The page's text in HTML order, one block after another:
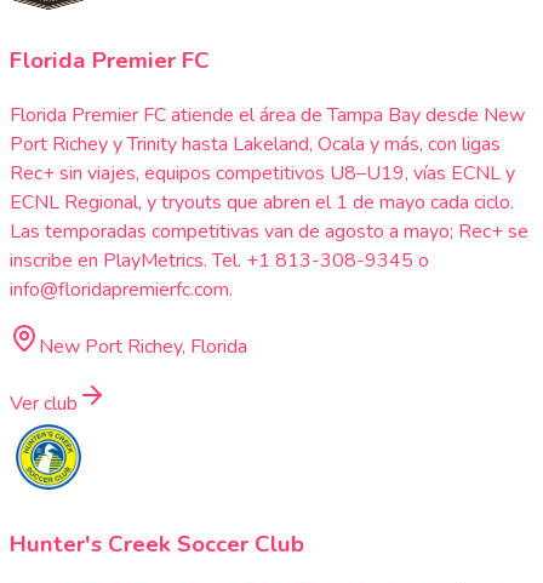
Florida Premier FC
Florida Premier FC atiende el área de Tampa Bay desde New
Port Richey y Trinity hasta Lakeland, Ocala y más, con ligas
Rec+ sin viajes, equipos competitivos U8–U19, vías ECNL y
ECNL Regional, y tryouts que abren el 1 de mayo cada ciclo.
Las temporadas competitivas van de agosto a mayo; Rec+ se
inscribe en PlayMetrics. Tel. +1 813-308-9345 o
info@floridapremierfc.com.
New Port Richey, Florida
Ver club
Hunter's Creek Soccer Club